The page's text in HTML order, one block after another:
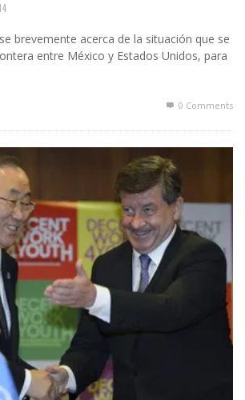
brevemente acerca de la situación que se
entre México y Estados Unidos, para
0 Comments